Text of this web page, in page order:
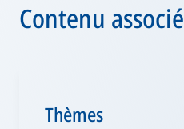
Contenu associé
Thèmes